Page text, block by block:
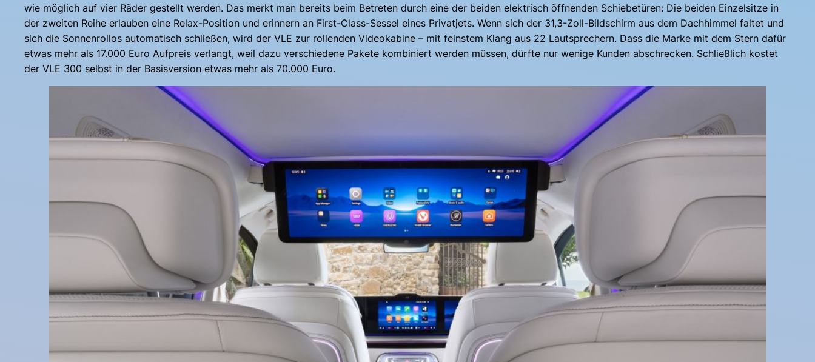
wie möglich auf vier Räder gestellt werden. Das merkt man bereits beim Betreten durch eine der beiden elektrisch öffnenden Schiebetüren: Die beiden Einzelsitze in
der zweiten Reihe erlauben eine Relax-Position und erinnern an First-Class-Sessel eines Privatjets. Wenn sich der 31,3-Zoll-Bildschirm aus dem Dachhimmel faltet und
sich die Sonnenrollos automatisch schließen, wird der VLE zur rollenden Videokabine – mit feinstem Klang aus 22 Lautsprechern. Dass die Marke mit dem Stern dafür
etwas mehr als 17.000 Euro Aufpreis verlangt, weil dazu verschiedene Pakete kombiniert werden müssen, dürfte nur wenige Kunden abschrecken. Schließlich kostet
der VLE 300 selbst in der Basisversion etwas mehr als 70.000 Euro.